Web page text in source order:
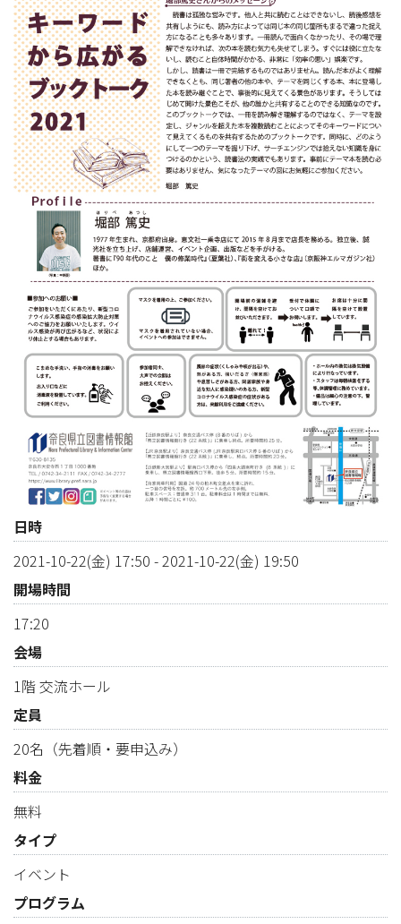
日時
2021-10-22(金) 17:50 -2021-10-22(金) 19:50
開場時間
17:20
会場
1階 交流ホール
定員
20名（先着順・要申込み）
料金
無料
タイプ
イベント
プログラム